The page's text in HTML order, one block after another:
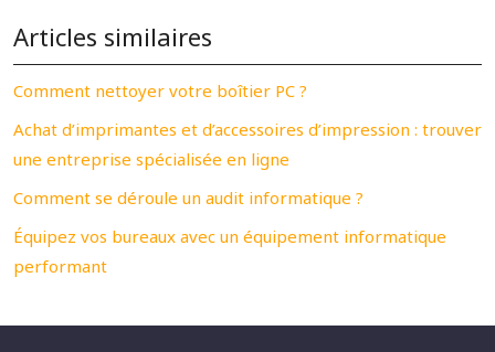
Articles similaires
Comment nettoyer votre boîtier PC ?
Achat d’imprimantes et d’accessoires d’impression : trouver
une entreprise spécialisée en ligne
Comment se déroule un audit informatique ?
Équipez vos bureaux avec un équipement informatique
performant